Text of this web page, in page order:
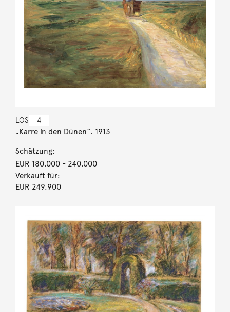
LOS 4
„Karre in den Dünen“. 1913
Schätzung:
EUR 180.000- 240.000
Verkauft für:
EUR 249.900